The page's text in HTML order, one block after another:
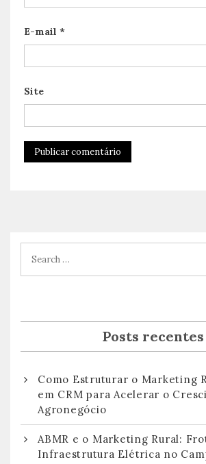
E-mail *
Site
Posts recentes
Como Estruturar o Marketing
em CRM para Acelerar o
Agronegócio
ABMR e o Marketing Rural:
Infraestrutura Elétrica no